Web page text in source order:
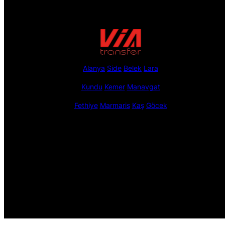
Alanya Side Belek Lara
Kundu Kemer Manavgat
Fethiye Marmaris Kaş Göcek